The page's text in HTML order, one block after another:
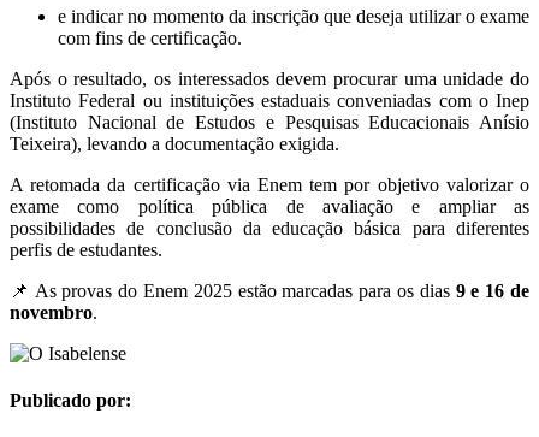
e indicar no momento da inscrição que deseja utilizar o exame
com fins de certificação.
Após o resultado, os interessados devem procurar uma unidade do
Instituto Federal ou instituições estaduais conveniadas com o Inep
(Instituto Nacional de Estudos e Pesquisas Educacionais Anísio
Teixeira), levando a documentação exigida.
A retomada da certificação via Enem tem por objetivo valorizar o
exame como política pública de avaliação e ampliar as
possibilidades de conclusão da educação básica para diferentes
perfis de estudantes.
📌 As provas do Enem 2025 estão marcadas para os dias 9 e 16 de
novembro.
Publicado por: